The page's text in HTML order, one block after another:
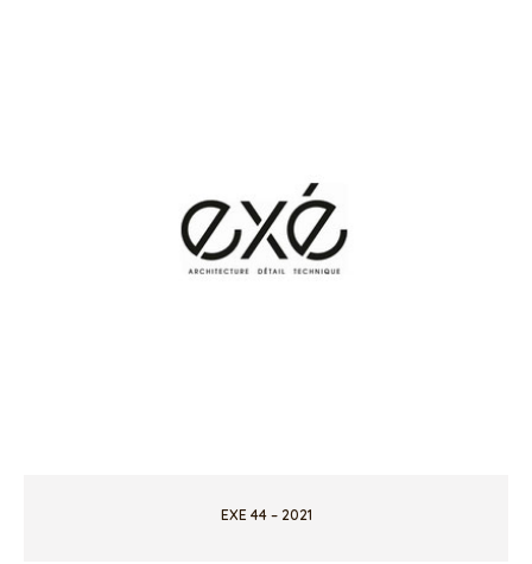
EXE 44 – 2021